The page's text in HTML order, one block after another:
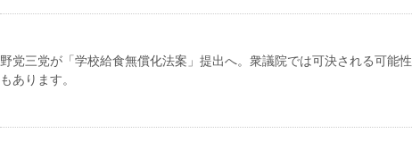
野党三党が「学校給食無償化法案」提出へ。衆議院では可決される可能性
もあります。